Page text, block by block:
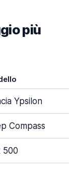
più
Ypsilon
Compass
500